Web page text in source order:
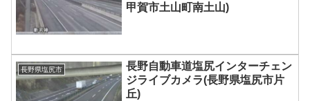
甲賀市土山町南土山)
長野県塩尻市
長野自動車道塩尻インターチェン
ジライブカメラ(長野県塩尻市片
丘)